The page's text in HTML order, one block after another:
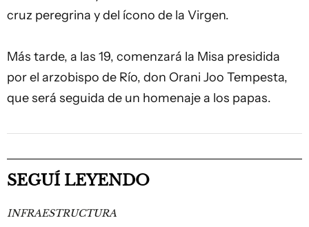
cruz peregrina y del ícono de la Virgen.
Más tarde, a las 19, comenzará la Misa presidida
por el arzobispo de Río, don Orani Joo Tempesta,
que será seguida de un homenaje a los papas.
SEGUÍ LEYENDO
INFRAESTRUCTURA